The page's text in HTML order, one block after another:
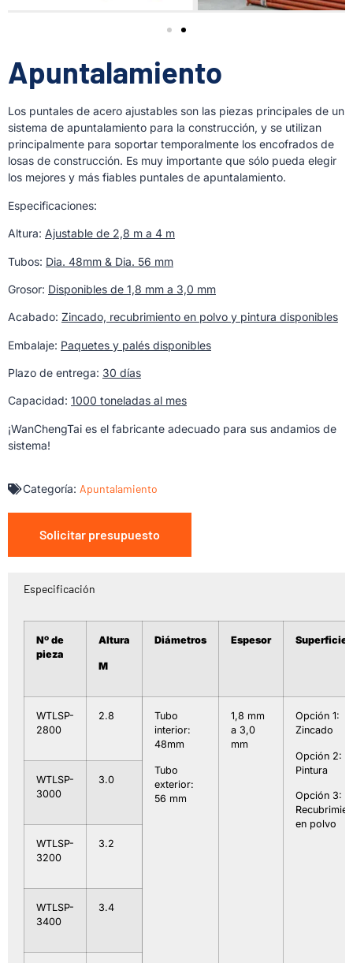
Apuntalamiento
Los puntales de acero ajustables son las piezas principales de un
sistema de apuntalamiento para la construcción, y se utilizan
principalmente para soportar temporalmente los encofrados de
losas de construcción. Es muy importante que sólo pueda elegir
los mejores y más fiables puntales de apuntalamiento.
Especificaciones:
Altura: Ajustable de 2,8 m a 4 m
Tubos: Dia. 48mm & Dia. 56 mm
Grosor: Disponibles de 1,8 mm a 3,0 mm
Acabado: Zincado, recubrimiento en polvo y pintura disponibles
Embalaje: Paquetes y palés disponibles
Plazo de entrega: 30 días
Capacidad: 1000 toneladas al mes
¡WanChengTai es el fabricante adecuado para sus andamios de
sistema!
Categoría: Apuntalamiento
Solicitar presupuesto
Especificación
Nº de
pieza
Altura
M
Diámetros Espesor Superficie
WTLSP-
2800
2.8
Tubo
interior:
48mm
Tubo
exterior:
56 mm
1,8 mm
a 3,0
mm
Opción 1:
Zincado
Opción 2:
Pintura
Opción 3:
en polvo
WTLSP-
3000
3.0
WTLSP-
3200
3.2
WTLSP-
3400
3.4